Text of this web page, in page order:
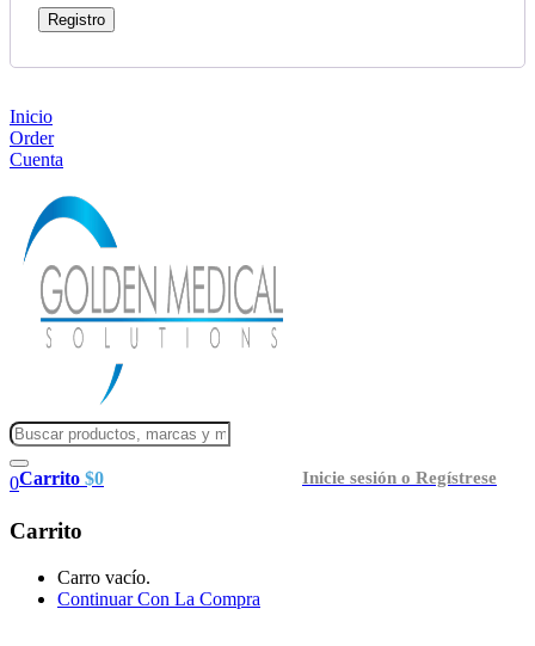
Registro
Inicio
Order
Cuenta
Inicie sesión o Regístrese
0Carrito $0
Carrito
Carro vacío.
Continuar Con La Compra